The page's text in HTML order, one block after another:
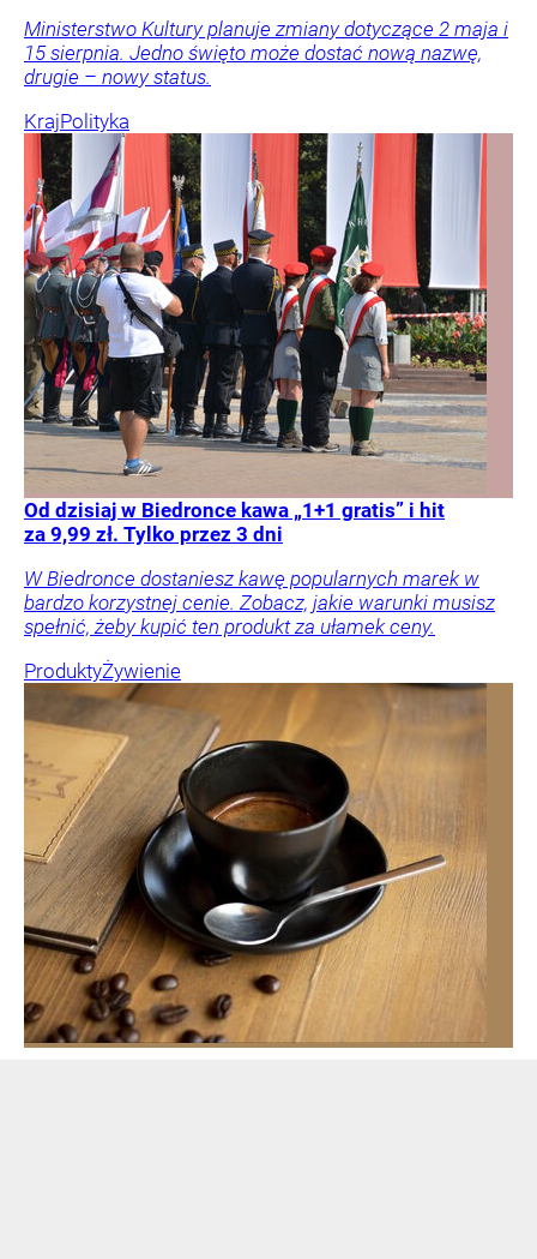
Ministerstwo Kultury planuje zmiany dotyczące 2 maja i
15 sierpnia. Jedno święto może dostać nową nazwę,
drugie – nowy status.
KrajPolityka
Od dzisiaj w Biedronce kawa „1+1 gratis” i hit
za 9,99 zł. Tylko przez 3 dni
W Biedronce dostaniesz kawę popularnych marek w
bardzo korzystnej cenie. Zobacz, jakie warunki musisz
spełnić, żeby kupić ten produkt za ułamek ceny.
ProduktyŻywienie